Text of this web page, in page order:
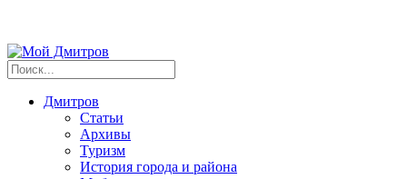
Дмитров
Статьи
Архивы
Туризм
История города и района